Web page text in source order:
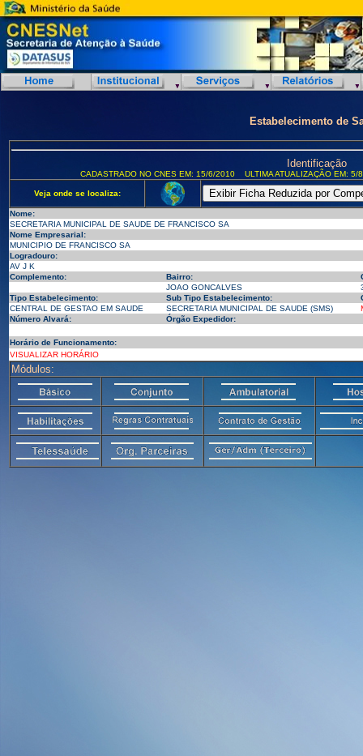
Estabelecimento de
Identificação
CADASTRADO NO CNES EM: 15/6/2010 ULTIMA ATUALIZAÇÃO EM:
Veja onde se localiza:
Nome:
SECRETARIA MUNICIPAL DE SAUDE DE FRANCISCO SA
Nome Empresarial:
MUNICIPIO DE FRANCISCO SA
Logradouro:
AV J K
Complemento:
Bairro:
JOAO GONCALVES
Tipo Estabelecimento:
Sub Tipo Estabelecimento:
CENTRAL DE GESTAO EM SAUDE
SECRETARIA MUNICIPAL DE SAUDE (SMS)
Número Alvará:
Órgão Expedidor:
Horário de Funcionamento:
VISUALIZAR HORÁRIO
Módulos: